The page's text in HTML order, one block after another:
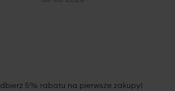
5% rabatu na pierwsze zakupy!